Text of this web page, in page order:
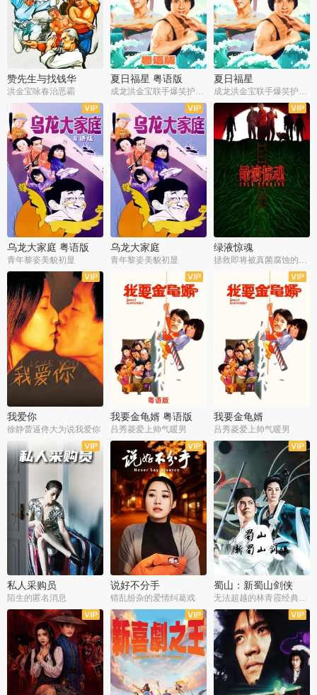
赞先生与找钱华
洪金宝咏春治恶霸
夏日福星 粤语版
成龙洪金宝联手爆笑护美女
夏日福星
成龙洪金宝联手爆笑护美女
乌龙大家庭 粤语版
青年黎姿美貌初显
乌龙大家庭
青年黎姿美貌初显
绿液惊魂
拯救即将被真菌腐蚀的世界
我爱你
徐静蕾逼佟大为说我爱你
我要金龟婿 粤语版
吕秀菱爱上帅气暖男
我要金龟婿
吕秀菱爱上帅气暖男
私人采购员
陌生的匿名消息
说好不分手
错乱纷杂的爱情纠葛戏
蜀山：新蜀山剑侠
无法超越的林青霞经典角色